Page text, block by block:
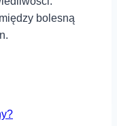
bolesną